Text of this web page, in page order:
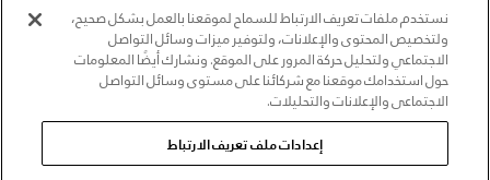
حول أندر آرمر
أندر آرمر على الشبكات الاجتماعية
نستخدم ملفات تعريف الارتباط للسماح لموقعنا بالعمل بشكل صحيح،
ولتخصيص المحتوى والإعلانات، ولتوفير ميزات وسائل التواصل
الاجتماعي ولتحليل حركة المرور على الموقع. ونشارك أيضًا المعلومات
حول استخدامك موقعنا مع شركائنا على مستوى وسائل التواصل
الاجتماعي والإعلانات والتحليلات.
إعدادات ملف تعريف الارتباط